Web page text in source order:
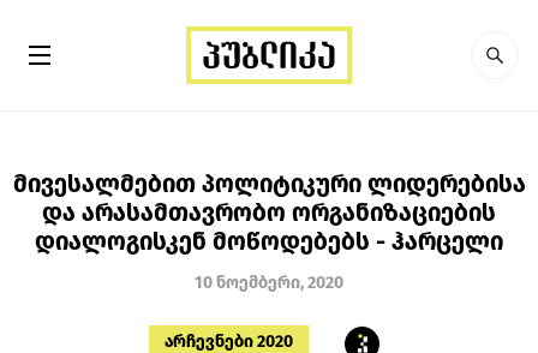
მივესალმებით პოლიტიკური ლიდერებისა
და არასამთავრობო ორგანიზაციების
დიალოგისკენ მოწოდებებს - ჰარცელი
10 ნოემბერი, 2020
არჩევნები 2020